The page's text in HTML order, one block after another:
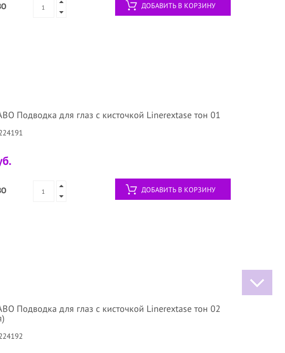
ДОБАВИТЬ В КОРЗИНУ
Подводка для глаз с кисточкой Linerextase тон 01
ДОБАВИТЬ В КОРЗИНУ
Подводка для глаз с кисточкой Linerextase тон 02